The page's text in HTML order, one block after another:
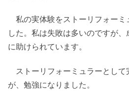
私の実体験をストーリフォーミ
した。私は失敗は多いのですが
に助けられています。
ストーリフォーミュラーとして
が、勉強になりました。